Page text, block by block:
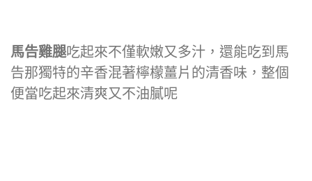
馬告雞腿吃起來不僅軟嫩又多汁，還能吃到馬
告那獨特的辛香混著檸檬薑片的清香味，整個
便當吃起來清爽又不油膩呢